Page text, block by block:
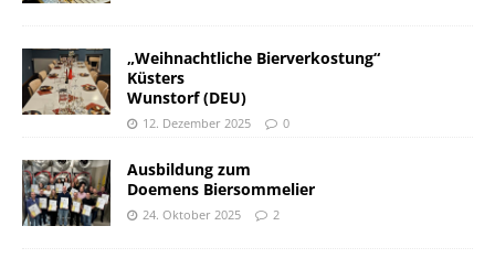
„Weihnachtliche Bierverkostung“
Küsters
Wunstorf (DEU)
12. Dezember 2025 0
Ausbildung zum
Doemens Biersommelier
24. Oktober 2025 2